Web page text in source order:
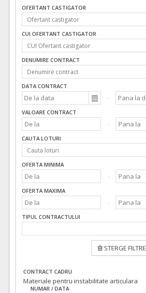
OFERTANT CASTIGATOR
CUI OFERTANT CASTIGATOR
DENUMIRE CONTRACT
DATA CONTRACT
VALOARE CONTRACT
CAUTA LOTURI
OFERTA MINIMA
OFERTA MAXIMA
TIPUL CONTRACTULUI
STERGE FILTRE
CONTRACT CADRU
Materiale pentru instabilitate articulara
NUMAR / DATA